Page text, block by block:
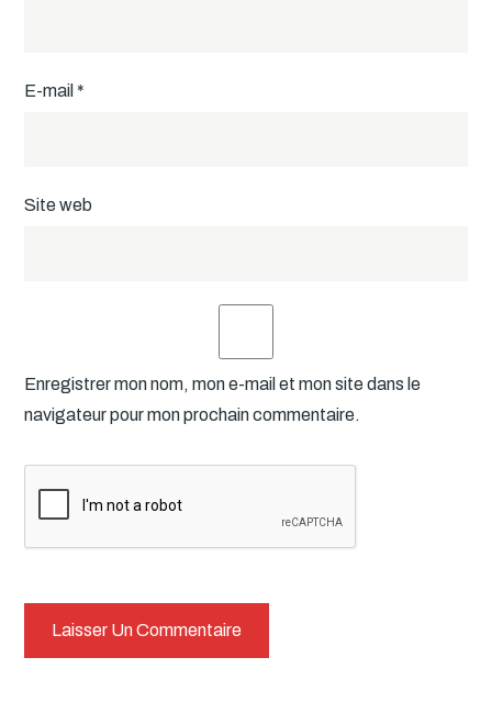
E-mail *
Site web
Enregistrer mon nom, mon e-mail et mon site dans le
navigateur pour mon prochain commentaire.